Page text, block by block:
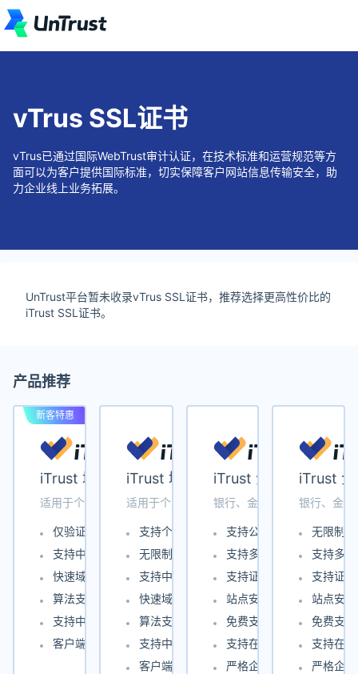
vTrus SSL证书
vTrus已通过国际WebTrust审计认证，在技术标准和运营规范等方
面可以为客户提供国际标准，切实保障客户网站信息传输安全，助
力企业线上业务拓展。
UnTrust平台暂未收录vTrus SSL证书，推荐选择更高性价比的
iTrust SSL证书。
产品推荐
新客特惠
iTrust 域名型 SSL证书
适用于个人网站、小微企业、API服务等
仅验证域名所有权
支持中国区 OCSP
快速域名验证
算法支持 RSA 和 ECC
支持中文域名
客户端兼容性高达 99.99%
iTrust 域名型通配符 SSL证书
适用于个人网站、小微企业、API服务等
支持个人申请
无限制通配域名
支持中国区 OCSP
快速域名验证
算法支持 RSA 和 ECC
支持中文域名
客户端兼容性高达 99.99%
iTrust 企业型 SSL证书
银行、金融、保险、电商、
支持公网 IP 证书
支持多年期自动化签发
支持证书自动化部署
站点安全评估报告
免费支持 UC 域名
支持在线实时查询审核过
严格企业信息身份认证
iTrust
银行、金
无限制
支持多
支持证
站点安
免费支
支持在
严格企